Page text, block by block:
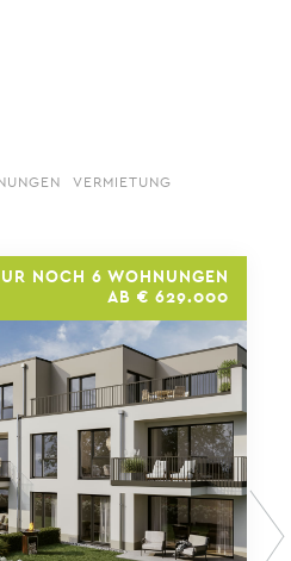
VERMIETUNG
NOCH 6 WOHNUNGEN
AB € 629.000